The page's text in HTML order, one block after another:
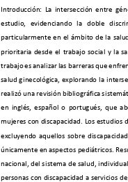
Introducción: La intersección entre
estudio, evidenciando a doble
particularmente en el ám bito de a
prioritaria desde el trabajo social y la
trabajo es analizar las barreras que
salud ginecológica, explorando la int
realizó una revisión bibliográfica si
en inglés, español o portugués, que
mujeres con discapacidad. Los estudios
excluyendo aquellos sobre
únicamente en aspectos pediátricos.
nacional, del sistema de salud,
personas con discapacidad a servicios